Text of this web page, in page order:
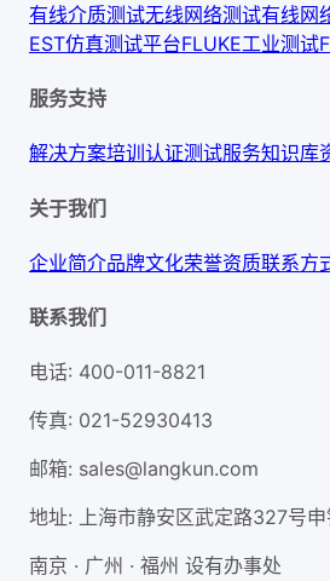
有线介质测试无线网络测试有线网
EST仿真测试平台FLUKE工业测试
服务支持
解决方案培训认证测试服务知识库
关于我们
企业简介品牌文化荣誉资质联系方
联系我们
电话: 400-011-8821
传真: 021-52930413
邮箱: sales@langkun.com
地址: 上海市静安区武定路327号
南京 · 广州 · 福州 设有办事处